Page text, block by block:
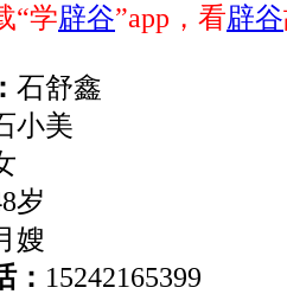
学辟谷”app，看辟谷
： 石舒鑫
小美
岁
嫂
： 15242165399